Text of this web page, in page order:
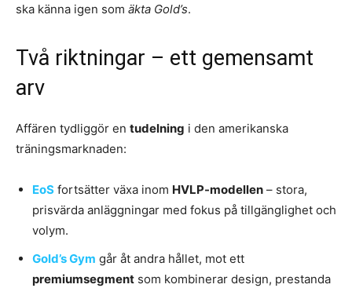
ska känna igen som äkta Gold’s.
Två riktningar – ett gemensamt
arv
Affären tydliggör en tudelning i den amerikanska
träningsmarknaden:
EoS fortsätter växa inom HVLP-modellen – stora,
prisvärda anläggningar med fokus på tillgänglighet och
volym.
Gold’s Gym går åt andra hållet, mot ett
premiumsegment som kombinerar design, prestanda